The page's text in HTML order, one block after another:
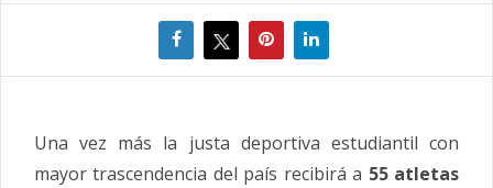
Una vez más la justa deportiva estudiantil con
mayor trascendencia del país recibirá a 55 atletas